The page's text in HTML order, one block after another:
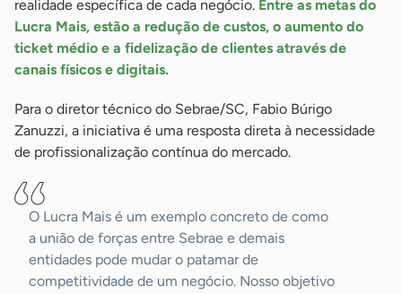
realidade específica de cada negócio. Entre as metas do
Lucra Mais, estão a redução de custos, o aumento do
ticket médio e a fidelização de clientes através de
canais físicos e digitais.
Para o diretor técnico do Sebrae/SC, Fabio Búrigo
Zanuzzi, a iniciativa é uma resposta direta à necessidade
de profissionalização contínua do mercado.
O Lucra Mais é um exemplo concreto de como
a união de forças entre Sebrae e demais
entidades pode mudar o patamar de
competitividade de um negócio. Nosso objetivo